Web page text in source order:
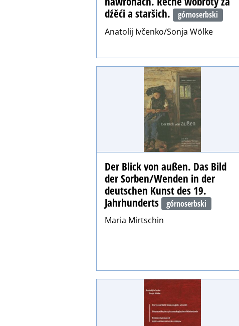
dźěći a staršich.
górnoserbski
Anatolij Ivčenko/Sonja Wölke
Der Blick von außen. Das Bild
der Sorben/Wenden in der
deutschen Kunst des 19.
Jahrhunderts
górnoserbski
Maria Mirtschin